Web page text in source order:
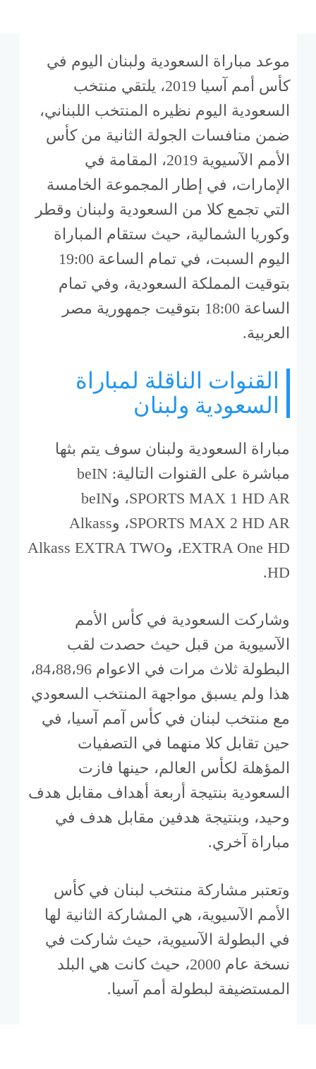
موعد مباراة السعودية ولبنان اليوم في
كأس أمم آسيا 2019، يلتقي منتخب
السعودية اليوم نظيره المنتخب اللبناني،
ضمن منافسات الجولة الثانية من كأس
الأمم الآسيوية 2019، المقامة في
الإمارات، في إطار المجموعة الخامسة
التي تجمع كلا من السعودية ولبنان وقطر
وكوريا الشمالية، حيث ستقام المباراة
اليوم السبت، في تمام الساعة 19:00
بتوقيت المملكة السعودية، وفي تمام
الساعة 18:00 بتوقيت جمهورية مصر
العربية.
القنوات الناقلة لمباراة
السعودية ولبنان
مباراة السعودية ولبنان سوف يتم بثها
مباشرة على القنوات التالية: beIN
SPORTS MAX 1 HD AR، وbeIN
SPORTS MAX 2 HD AR، وAlkass
EXTRA One HD، وAlkass EXTRA TWO
HD.
وشاركت السعودية في كأس الأمم
الآسيوية من قبل حيث حصدت لقب
البطولة ثلاث مرات في الاعوام 84،88،96،
هذا ولم يسبق مواجهة المنتخب السعودي
مع منتخب لبنان في كأس آمم آسيا، في
حين تقابل كلا منهما في التصفيات
المؤهلة لكأس العالم، حينها فازت
السعودية بنتيجة أربعة أهداف مقابل هدف
وحيد، وبنتيجة هدفين مقابل هدف في
مباراة آخري.
وتعتبر مشاركة منتخب لبنان في كأس
الأمم الآسيوية، هي المشاركة الثانية لها
في البطولة الآسيوية، حيث شاركت في
نسخة عام 2000، حيث كانت هي البلد
المستضيفة لبطولة أمم آسيا.